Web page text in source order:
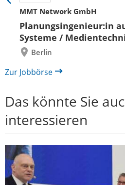
MMT Network GmbH
Planungsingenieur:in
Systeme /
Berlin
Eine
Folie
zurück
Zur Jobbörse
Das könnte Sie
interessieren